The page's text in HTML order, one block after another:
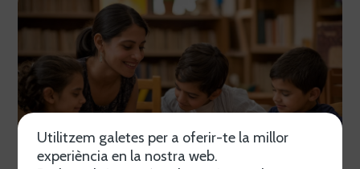
Utilitzem galetes per a oferir-te la millor
experiència en la nostra web.